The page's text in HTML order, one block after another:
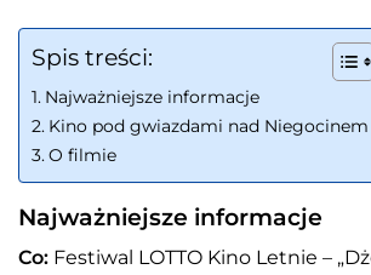
Spis treści:
Najważniejsze informacje
Kino pod gwiazdami nad Niegocinem
O filmie
Najważniejsze informacje
Co: Festiwal LOTTO Kino Letnie –